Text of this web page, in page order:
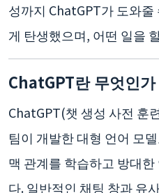
성까지 ChatGPT가 도와
게 탄생했으며, 어떤 일을
ChatGPT란 무엇인가
ChatGPT(챗 생성 사전 훈
팀이 개발한 대형 언어 모
맥 관계를 학습하고 방대
다. 일반적인 채팅 창과 유